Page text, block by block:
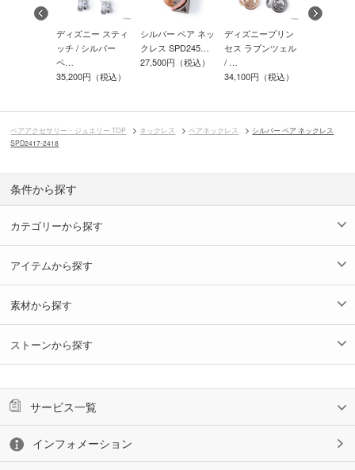
ディズニー スティ
ッチ / シルバー
ペ…
35,200円（税込）
シルバー ペア ネッ
クレス SPD245…
27,500円（税込）
ディズニープリン
セス ラプンツェル
/ …
34,100円（税込）
ペアアクセサリー・ジュエリー TOP ネックレス ペアネックレス
シルバー ペア ネックレス
SPD2417-2418
条件から探す
カテゴリーから探す
アイテムから探す
素材から探す
ストーンから探す
サービス一覧
インフォメーション